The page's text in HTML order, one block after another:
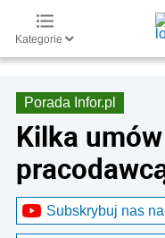
Kategorie
Porada Infor.pl
Kilka
Subskrybuj nas